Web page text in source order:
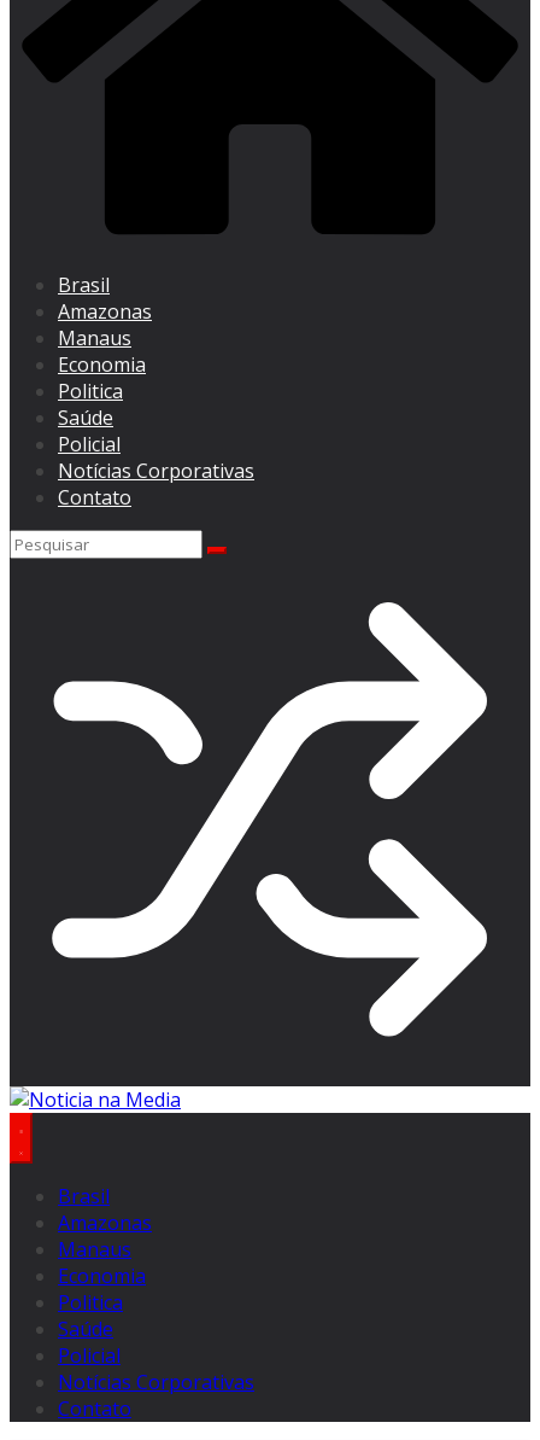
Brasil
Amazonas
Manaus
Economia
Politica
Saúde
Policial
Notícias Corporativas
Contato
Brasil
Amazonas
Manaus
Economia
Politica
Saúde
Policial
Notícias Corporativas
Contato